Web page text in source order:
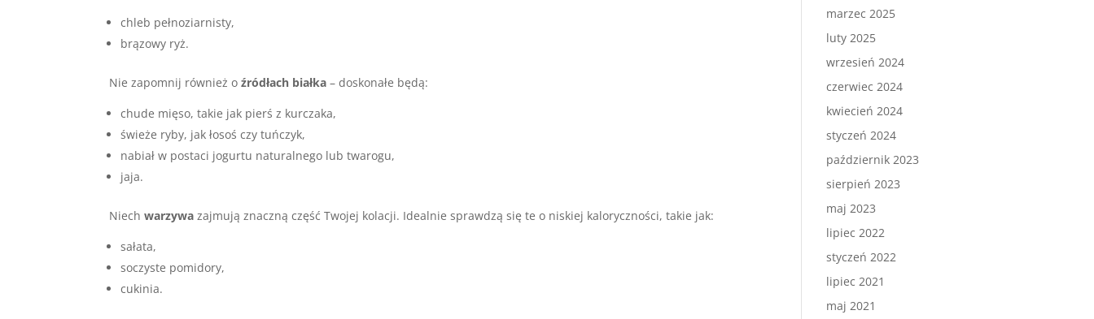
chleb pełnoziarnisty,
brązowy ryż.
Nie zapomnij również oźródłach białka – doskonałe będą:
chude mięso, takie jak pierś z kurczaka,
świeże ryby, jak łosoś czy tuńczyk,
nabiał w postaci jogurtu naturalnego lub twarogu,
jaja.
Niechwarzywa zajmują znaczną część Twojej kolacji. Idealnie sprawdzą się te o niskiej kaloryczności, takie jak:
sałata,
soczyste pomidory,
cukinia.
marzec 2025
luty 2025
wrzesień 2024
czerwiec 2024
kwiecień 2024
styczeń 2024
październik 2023
sierpień 2023
maj 2023
lipiec 2022
styczeń 2022
lipiec 2021
maj 2021